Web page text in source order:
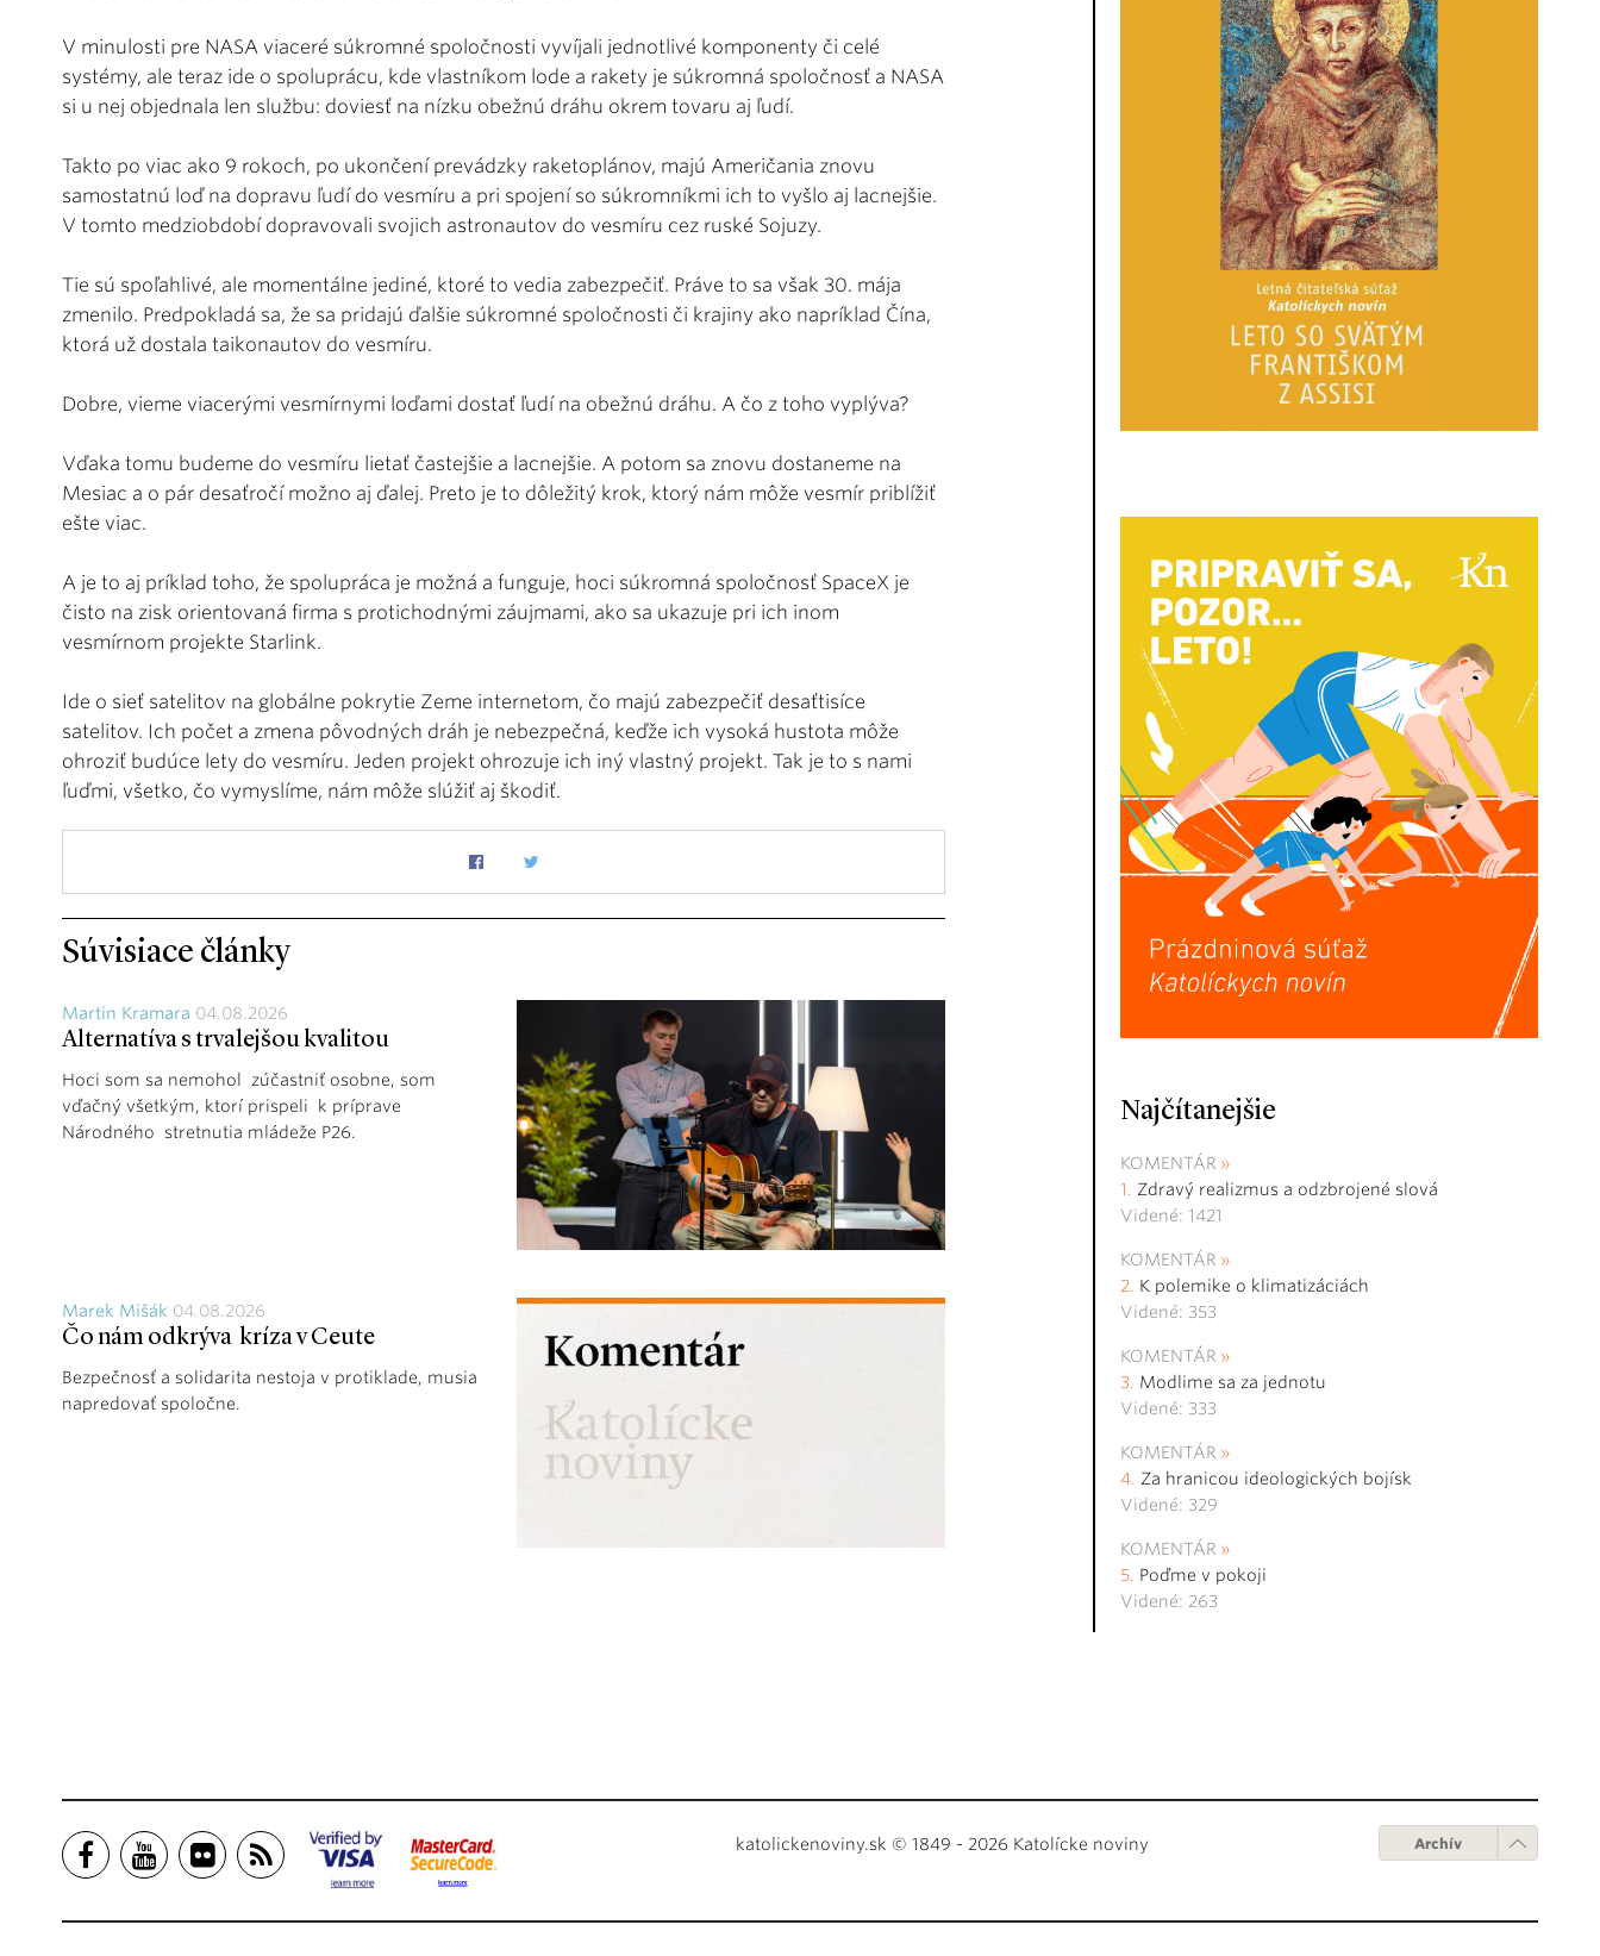
V minulosti pre NASA viaceré súkromné spoločnosti vyvíjali jednotlivé komponenty či celé
systémy, ale teraz ide o spoluprácu, kde vlastníkom lode a rakety je súkromná spoločnosť a NASA
si u nej objednala len službu: doviesť na nízku obežnú dráhu okrem tovaru aj ľudí.
Takto po viac ako 9 rokoch, po ukončení prevádzky raketoplánov, majú Američania znovu
samostatnú loď na dopravu ľudí do vesmíru a pri spojení so súkromníkmi ich to vyšlo aj lacnejšie.
V tomto medziobdobí dopravovali svojich astronautov do vesmíru cez ruské Sojuzy.
Tie sú spoľahlivé, ale momentálne jediné, ktoré to vedia zabezpečiť. Práve to sa však 30. mája
zmenilo. Predpokladá sa, že sa pridajú ďalšie súkromné spoločnosti či krajiny ako napríklad Čína,
ktorá už dostala taikonautov do vesmíru.
Dobre, vieme viacerými vesmírnymi loďami dostať ľudí na obežnú dráhu. A čo z toho vyplýva?
Vďaka tomu budeme do vesmíru lietať častejšie a lacnejšie. A potom sa znovu dostaneme na
Mesiac a o pár desaťročí možno aj ďalej. Preto je to dôležitý krok, ktorý nám môže vesmír priblížiť
ešte viac.
A je to aj príklad toho, že spolupráca je možná a funguje, hoci súkromná spoločnosť SpaceX je
čisto na zisk orientovaná firma s protichodnými záujmami, ako sa ukazuje pri ich inom
vesmírnom projekte Starlink.
Ide o sieť satelitov na globálne pokrytie Zeme internetom, čo majú zabezpečiť desaťtisíce
satelitov. Ich počet a zmena pôvodných dráh je nebezpečná, keďže ich vysoká hustota môže
ohroziť budúce lety do vesmíru. Jeden projekt ohrozuje ich iný vlastný projekt. Tak je to s nami
ľuďmi, všetko, čo vymyslíme, nám môže slúžiť aj škodiť.
Súvisiace články
Martin Kramara 04.08.2026
Alternatíva s trvalejšou kvalitou
Hoci som sa nemohol zúčastniť osobne, som
vďačný všetkým, ktorí prispeli k príprave
Národného stretnutia mládeže P26.
Marek Mišák 04.08.2026
Čo nám odkrýva kríza v Ceute
Bezpečnosť a solidarita nestoja v protiklade, musia
napredovať spoločne.
Najčítanejšie
KOMENTÁR
Zdravý realizmus a odzbrojené slová
Videné: 1421
KOMENTÁR
K polemike o klimatizáciách
Videné: 353
KOMENTÁR
Modlime sa za jednotu
Videné: 333
KOMENTÁR
Za hranicou ideologických bojísk
Videné: 329
KOMENTÁR
Poďme v pokoji
Videné: 263
katolickenoviny.sk © 1849 - 2026 Katolícke noviny Archív